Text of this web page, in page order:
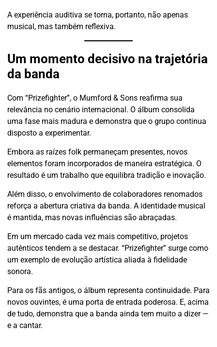
A experiência auditiva se torna, portanto, não apenas
musical, mas também reflexiva.
Um momento decisivo na trajetória
da banda
Com “Prizefighter”, o Mumford & Sons reafirma sua
relevância no cenário internacional. O álbum consolida
uma fase mais madura e demonstra que o grupo continua
disposto a experimentar.
Embora as raízes folk permaneçam presentes, novos
elementos foram incorporados de maneira estratégica. O
resultado é um trabalho que equilibra tradição e inovação.
Além disso, o envolvimento de colaboradores renomados
reforça a abertura criativa da banda. A identidade musical
é mantida, mas novas influências são abraçadas.
Em um mercado cada vez mais competitivo, projetos
autênticos tendem a se destacar. “Prizefighter” surge como
um exemplo de evolução artística aliada à fidelidade
sonora.
Para os fãs antigos, o álbum representa continuidade. Para
novos ouvintes, é uma porta de entrada poderosa. E, acima
de tudo, demonstra que a banda ainda tem muito a dizer —
e a cantar.